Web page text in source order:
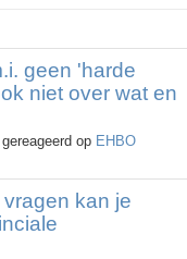
geen 'harde
niet over wat en
op EHBO
kan je